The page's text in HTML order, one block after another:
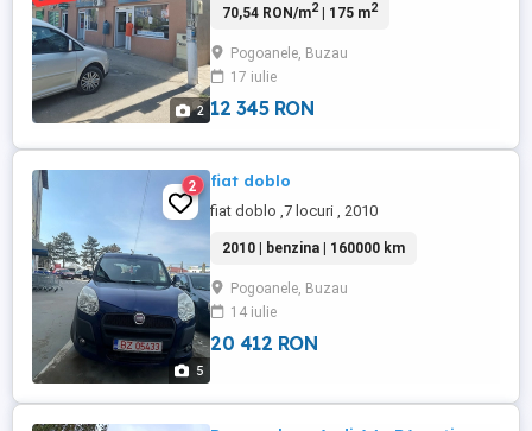
2
70,54 RON/m2| 175 m2
Pogoanele, Buzau
17 iulie
12 345 RON
5
2 fiat doblo
fiat doblo ,7 locuri , 2010
2010 | benzina | 160000 km
Pogoanele, Buzau
14 iulie
20 412 RON